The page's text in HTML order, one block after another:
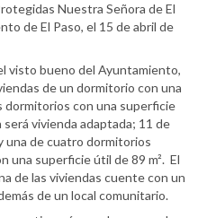
Nuestra Señora de El
de El Paso, el 15 de abril de
visto bueno del Ayuntamiento,
de un dormitorio con una
dormitorios con una superficie
será vivienda adaptada; 11 de
una de cuatro dormitorios
una superficie útil de 89 m². El
de las viviendas cuente con un
de un local comunitario.